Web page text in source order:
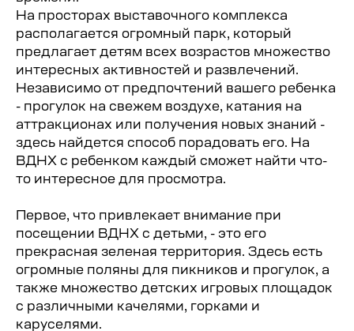
На просторах выставочного комплекса
располагается огромный парк, который
предлагает детям всех возрастов множество
интересных активностей и развлечений.
Независимо от предпочтений вашего ребенка
- прогулок на свежем воздухе, катания на
аттракционах или получения новых знаний -
здесь найдется способ порадовать его. На
ВДНХ с ребенком каждый сможет найти что-
то интересное для просмотра.
Первое, что привлекает внимание при
посещении ВДНХ с детьми, - это его
прекрасная зеленая территория. Здесь есть
огромные поляны для пикников и прогулок, а
также множество детских игровых площадок
с различными качелями, горками и
каруселями.
Выставка
достижений
народного
хозяйства это: